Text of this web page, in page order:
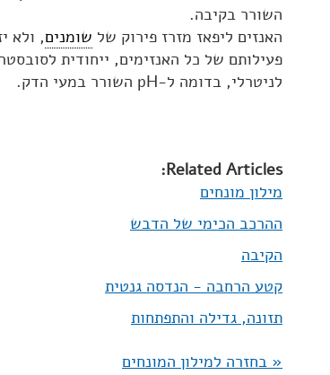
השורר בקיבה.
האנזים ליפאז מזרז פירוק של שומנים, ולא
לניטרלי, בדומה ל-pH השורר במעי הדק.
Related Articles:
מילון מונחים
ההרכב הכימי של הדבש
הקיבה
קטע הרחבה - הנדסה גנטית
תזונה, גדילה והתפתחות
« בחזרה למילון המונחים